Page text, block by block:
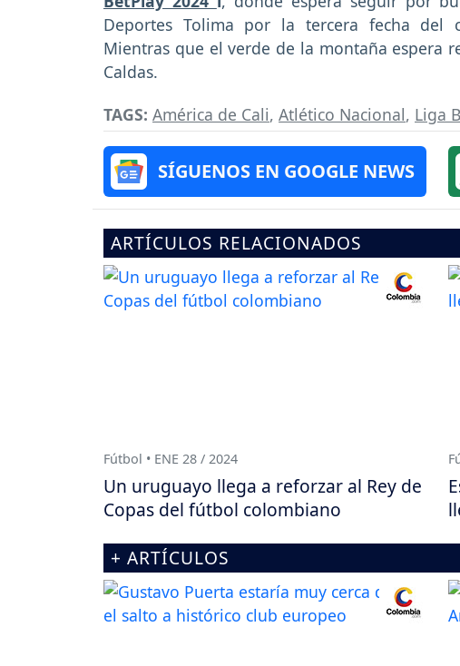
Deportes Tolima por la tercera fecha del
Mientras que el verde de la montaña espera
Caldas.
TAGS: América de Cali, Atlético Nacional, Liga
SÍGUENOS EN GOOGLE NEWS
ARTÍCULOS RELACIONADOS
Fútbol • ENE 28 / 2024
Un uruguayo llega a reforzar al Rey de
Copas del fútbol colombiano
+ ARTÍCULOS